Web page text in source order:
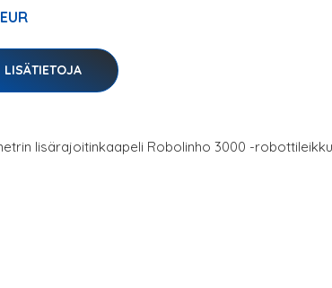
LISÄTIETOJA
lisärajoitinkaapeli Robolinho 3000 -